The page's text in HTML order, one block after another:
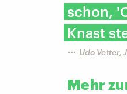
schon,
Knast
Udo Vetter,
Mehr